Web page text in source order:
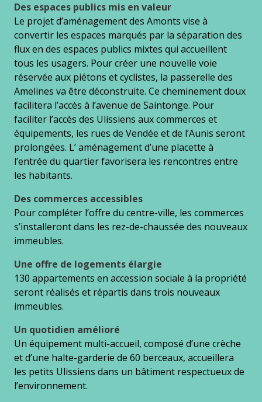
Des espaces publics mis en valeur
Le projet d’aménagement des Amonts vise à
convertir les espaces marqués par la séparation des
flux en des espaces publics mixtes qui accueillent
tous les usagers. Pour créer une nouvelle voie
réservée aux piétons et cyclistes, la passerelle des
Amelines va être déconstruite. Ce cheminement doux
facilitera l’accès à l’avenue de Saintonge. Pour
faciliter l’accès des Ulissiens aux commerces et
équipements, les rues de Vendée et de l’Aunis seront
prolongées. L’ aménagement d’une placette à
l’entrée du quartier favorisera les rencontres entre
les habitants.
Des commerces accessibles
Pour compléter l’offre du centre-ville, les commerces
s’installeront dans les rez-de-chaussée des nouveaux
immeubles.
Une offre de logements élargie
130 appartements en accession sociale à la propriété
seront réalisés et répartis dans trois nouveaux
immeubles.
Un quotidien amélioré
Un équipement multi-accueil, composé d’une crèche
et d’une halte-garderie de 60 berceaux, accueillera
les petits Ulissiens dans un bâtiment respectueux de
l’environnement.